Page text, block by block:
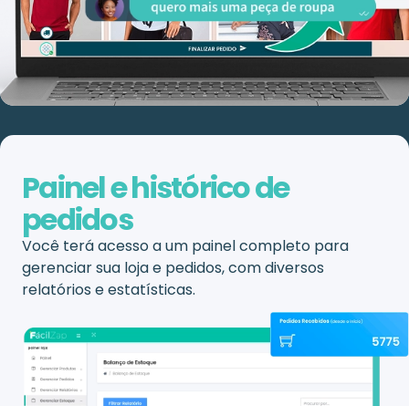
Painel e histórico de
pedidos
Você terá acesso a um painel completo para
gerenciar sua loja e pedidos, com diversos
relatórios e estatísticas.